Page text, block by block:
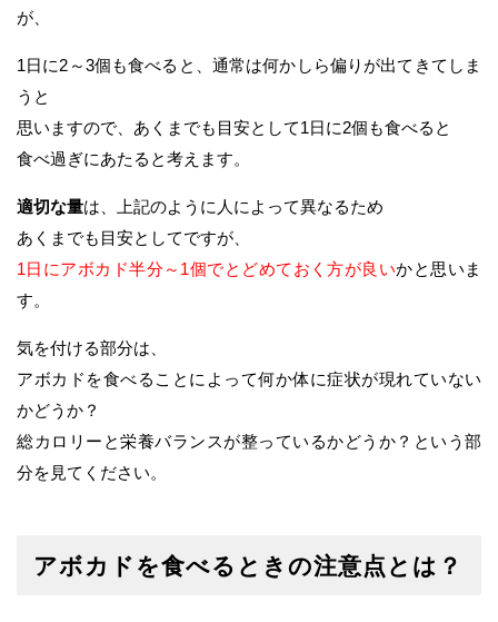
が、
1日に2～3個も食べると、通常は何かしら偏りが出てきてしま
うと
思いますので、あくまでも目安として1日に2個も食べると
食べ過ぎにあたると考えます。
適切な量は、上記のように人によって異なるため
あくまでも目安としてですが、
1日にアボカド半分～1個でとどめておく方が良いかと思いま
す。
気を付ける部分は、
アボカドを食べることによって何か体に症状が現れていない
かどうか？
総カロリーと栄養バランスが整っているかどうか？という部
分を見てください。
アボカドを食べるときの注意点とは？